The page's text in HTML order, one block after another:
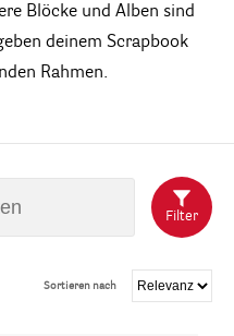
Blöcke und Alben sind
deinem Scrapbook
Rahmen.
Filter
Sortieren nach